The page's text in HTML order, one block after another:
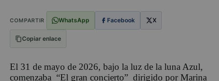
COMPARTIR WhatsApp Facebook X
Copiar enlace
El 31 de mayo de 2026, bajo la luz de la luna Azul,
comenzaba “El gran concierto” dirigido por Marina